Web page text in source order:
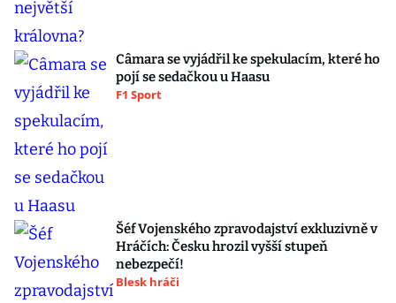
Câmara se vyjádřil ke spekulacím, které ho
pojí se sedačkou u Haasu
F1 Sport
Šéf Vojenského zpravodajství exkluzivně v
Hráčích: Česku hrozil vyšší stupeň
nebezpečí!
Blesk hráči